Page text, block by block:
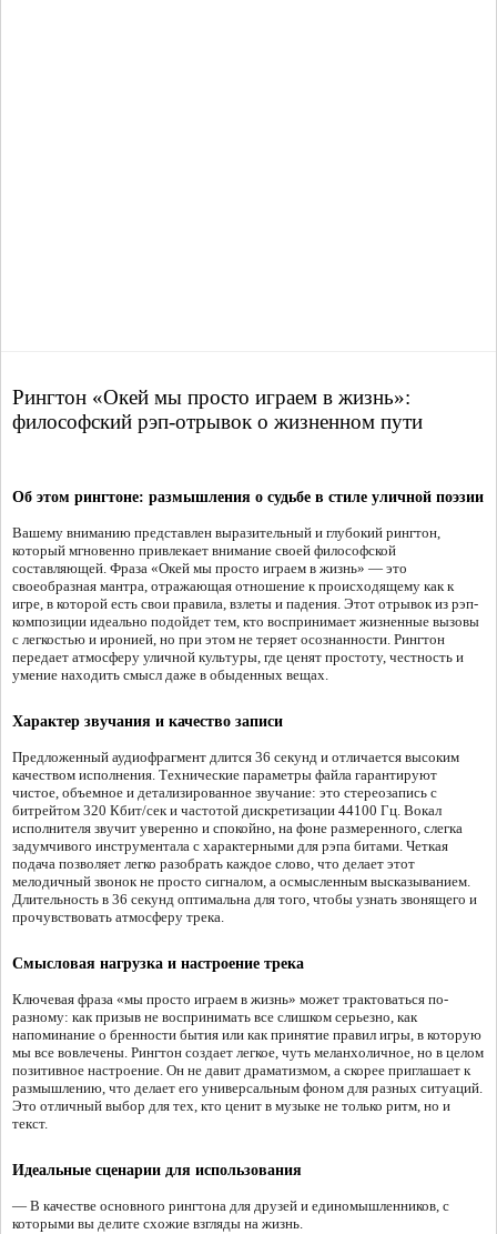
Рингтон «Окей мы просто играем в жизнь»:
философский рэп-отрывок о жизненном пути
Об этом рингтоне: размышления о судьбе в стиле уличной поэзии
Вашему вниманию представлен выразительный и глубокий рингтон,
который мгновенно привлекает внимание своей философской
составляющей. Фраза «Окей мы просто играем в жизнь» — это
своеобразная мантра, отражающая отношение к происходящему как к
игре, в которой есть свои правила, взлеты и падения. Этот отрывок из рэп-
композиции идеально подойдет тем, кто воспринимает жизненные вызовы
с легкостью и иронией, но при этом не теряет осознанности. Рингтон
передает атмосферу уличной культуры, где ценят простоту, честность и
умение находить смысл даже в обыденных вещах.
Характер звучания и качество записи
Предложенный аудиофрагмент длится 36 секунд и отличается высоким
качеством исполнения. Технические параметры файла гарантируют
чистое, объемное и детализированное звучание: это стереозапись с
битрейтом 320 Кбит/сек и частотой дискретизации 44100 Гц. Вокал
исполнителя звучит уверенно и спокойно, на фоне размеренного, слегка
задумчивого инструментала с характерными для рэпа битами. Четкая
подача позволяет легко разобрать каждое слово, что делает этот
мелодичный звонок не просто сигналом, а осмысленным высказыванием.
Длительность в 36 секунд оптимальна для того, чтобы узнать звонящего и
прочувствовать атмосферу трека.
Смысловая нагрузка и настроение трека
Ключевая фраза «мы просто играем в жизнь» может трактоваться по-
разному: как призыв не воспринимать все слишком серьезно, как
напоминание о бренности бытия или как принятие правил игры, в которую
мы все вовлечены. Рингтон создает легкое, чуть меланхоличное, но в целом
позитивное настроение. Он не давит драматизмом, а скорее приглашает к
размышлению, что делает его универсальным фоном для разных ситуаций.
Это отличный выбор для тех, кто ценит в музыке не только ритм, но и
текст.
Идеальные сценарии для использования
— В качестве основного рингтона для друзей и единомышленников, с
которыми вы делите схожие взгляды на жизнь.